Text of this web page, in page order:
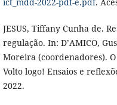
JESUS, Tiffany Cunha de.
regulação. In: D’AMICO,
Moreira (coordenadores).
Volto logo! Ensaios e
2022.